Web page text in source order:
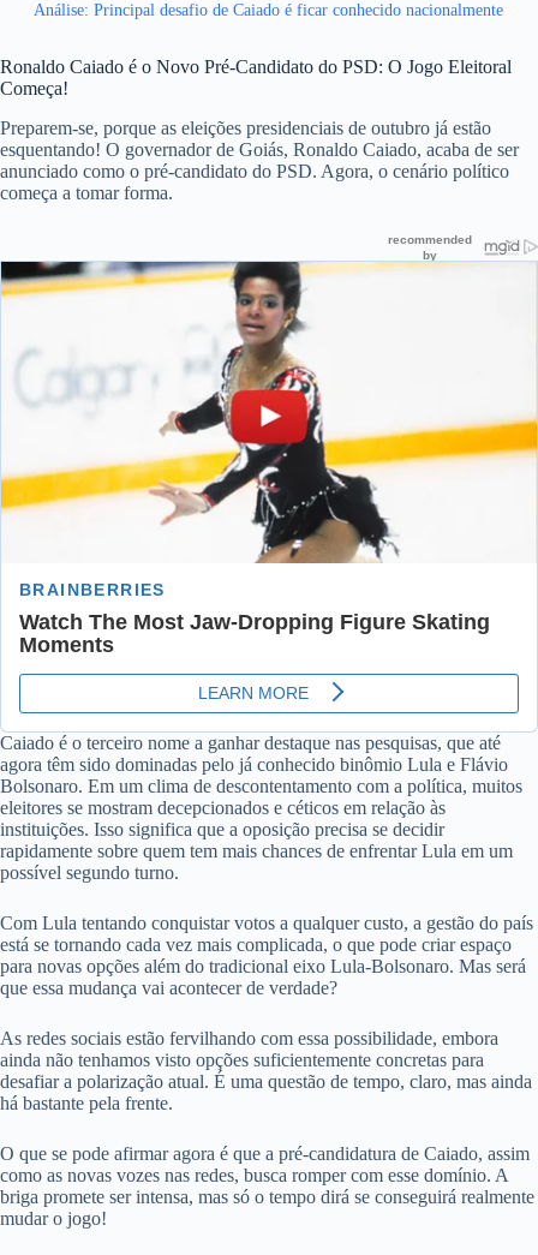
Análise: Principal desafio de Caiado é ficar conhecido nacionalmente
Ronaldo Caiado é o Novo Pré-Candidato do PSD: O Jogo Eleitoral
Começa!
Preparem-se, porque as eleições presidenciais de outubro já estão
esquentando! O governador de Goiás, Ronaldo Caiado, acaba de ser
anunciado como o pré-candidato do PSD. Agora, o cenário político
começa a tomar forma.
Caiado é o terceiro nome a ganhar destaque nas pesquisas, que até
agora têm sido dominadas pelo já conhecido binômio Lula e Flávio
Bolsonaro. Em um clima de descontentamento com a política, muitos
eleitores se mostram decepcionados e céticos em relação às
instituições. Isso significa que a oposição precisa se decidir
rapidamente sobre quem tem mais chances de enfrentar Lula em um
possível segundo turno.
Com Lula tentando conquistar votos a qualquer custo, a gestão do país
está se tornando cada vez mais complicada, o que pode criar espaço
para novas opções além do tradicional eixo Lula-Bolsonaro. Mas será
que essa mudança vai acontecer de verdade?
As redes sociais estão fervilhando com essa possibilidade, embora
ainda não tenhamos visto opções suficientemente concretas para
desafiar a polarização atual. É uma questão de tempo, claro, mas ainda
há bastante pela frente.
O que se pode afirmar agora é que a pré-candidatura de Caiado, assim
como as novas vozes nas redes, busca romper com esse domínio. A
briga promete ser intensa, mas só o tempo dirá se conseguirá realmente
mudar o jogo!